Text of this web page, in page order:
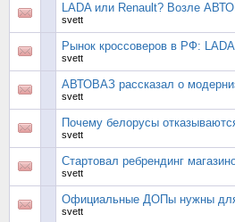
LADA или Renault? Возле
svett
Рынок кроссоверов в РФ:
svett
АВТОВАЗ рассказал о
svett
Почему белорусы
svett
Стартовал ребрендинг
svett
Официальные ДОПы нужны
svett